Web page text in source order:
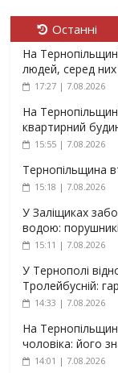
Останні
На
людей, серед
17:27 | 7.08.2026
На
квартирний
15:55 | 7.08.2026
Тернопільщина
15:18 | 7.08.2026
У Заліщиках
водою:
15:11 | 7.08.2026
У Тернополі
Тролейбусній:
14:33 | 7.08.2026
На
чоловіка: його
14:01 | 7.08.2026